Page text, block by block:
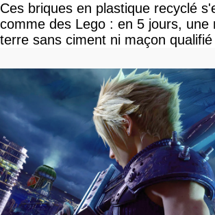
Ces briques en plastique recyclé
comme des Lego : en 5 jours, une
terre sans ciment ni maçon qualifié